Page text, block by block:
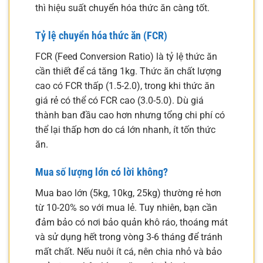
thì hiệu suất chuyển hóa thức ăn càng tốt.
Tỷ lệ chuyển hóa thức ăn (FCR)
FCR (Feed Conversion Ratio) là tỷ lệ thức ăn
cần thiết để cá tăng 1kg. Thức ăn chất lượng
cao có FCR thấp (1.5-2.0), trong khi thức ăn
giá rẻ có thể có FCR cao (3.0-5.0). Dù giá
thành ban đầu cao hơn nhưng tổng chi phí có
thể lại thấp hơn do cá lớn nhanh, ít tốn thức
ăn.
Mua số lượng lớn có lời không?
Mua bao lớn (5kg, 10kg, 25kg) thường rẻ hơn
từ 10-20% so với mua lẻ. Tuy nhiên, bạn cần
đảm bảo có nơi bảo quản khô ráo, thoáng mát
và sử dụng hết trong vòng 3-6 tháng để tránh
mất chất. Nếu nuôi ít cá, nên chia nhỏ và bảo